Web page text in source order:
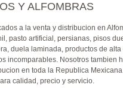
Y ALFOMBRAS
a la venta y distribucion en
pasto artificial, persianas, pisos
duela laminada, productos de
incomparables. Nosotros tambien
en toda la Republica
calidad, precio y servicio.